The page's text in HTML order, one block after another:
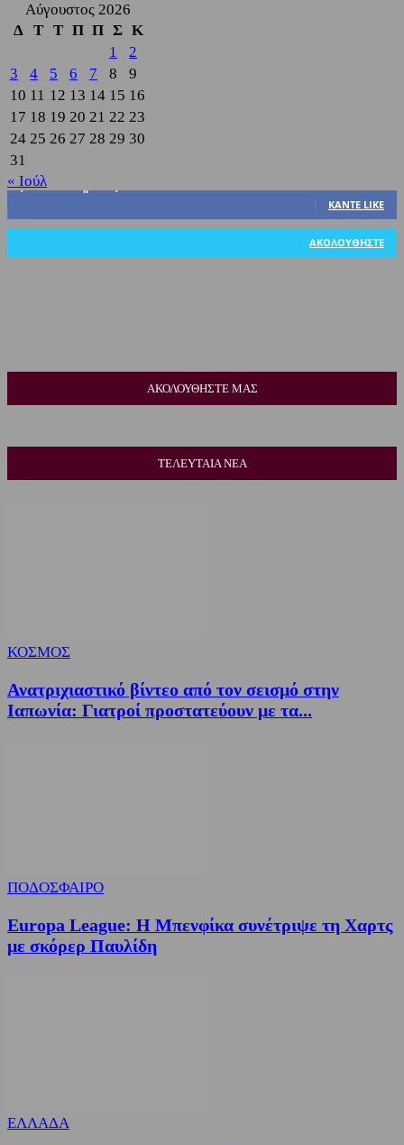
Αύγουστος 2026
Δ
Τ Τ Π Π Σ Κ
1
2
3
4 5 6 7 8
9
10 11 12 13 14 15 16
17 18 19 20 21 22 23
24 25 26 27 28 29 30
31
« Ιούλ
3,822
ΚΆΝΤΕ LIKE
ΑΚΟΛΟΥΘΉΣΤΕ
ΑΚΟΛΟΥΘΗΣΤΕ ΜΑΣ
ΤΕΛΕΥΤΑΙΑ ΝΕΑ
ΚΟΣΜΟΣ
Ανατριχιαστικό βίντεο από τον σεισμό στην
Ιαπωνία: Γιατροί προστατεύουν με τα...
ΠΟΔΟΣΦΑΙΡΟ
Europa League: Η Μπενφίκα συνέτριψε τη Χαρτς
με σκόρερ Παυλίδη
ΕΛΛΑΔΑ